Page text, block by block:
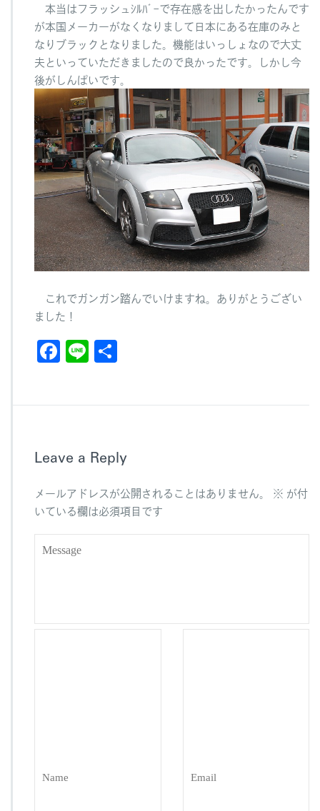
本当はフラッシュｼﾙﾊﾞｰで存在感を出したかったんです
が本国メーカーがなくなりまして日本にある在庫のみと
なりブラックとなりました。機能はいっしょなので大丈
夫といっていただきましたので良かったです。しかし今
後がしんぱいです。
これでガンガン踏んでいけますね。ありがとうござい
ました！
F
o
o
k
Li
Leave a Reply
メールアドレスが公開されることはありません。 ※ が付
いている欄は必須項目です